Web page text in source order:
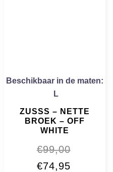
Beschikbaar in de maten:
L
ZUSSS – NETTE
BROEK – OFF
WHITE
€99,00
Oorspronkelijke
€74,95